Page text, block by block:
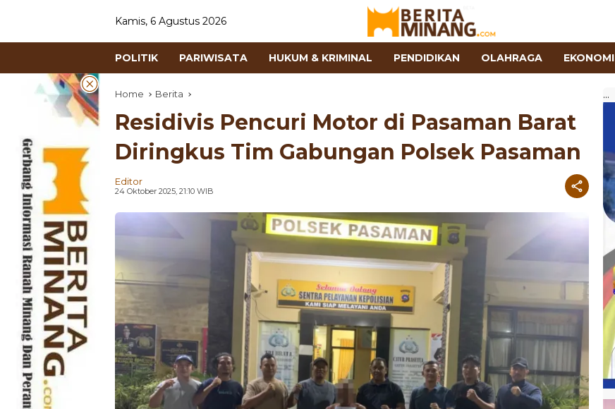
Kamis, 6 Agustus 2026
POLITIK PARIWISATA HUKUM & KRIMINAL PENDIDIKAN OLAHRAGA EKONOMI
Home Berita
Residivis Pencuri Motor di Pasaman Barat
Diringkus Tim Gabungan Polsek Pasaman
Editor
24 Oktober 2025, 21:10 WIB
...